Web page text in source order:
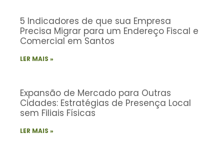
5 Indicadores de que sua Empresa
Precisa Migrar para um Endereço Fiscal e
Comercial em Santos
LER MAIS »
Expansão de Mercado para Outras
Cidades: Estratégias de Presença Local
sem Filiais Físicas
LER MAIS »